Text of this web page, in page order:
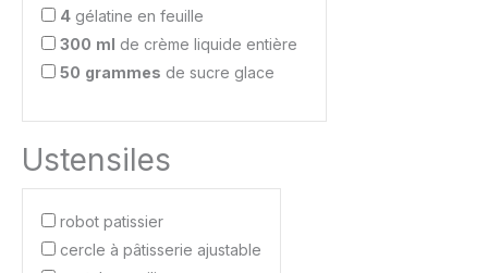
4 gélatine en feuille
300 ml de crème liquide entière
50 grammes de sucre glace
Ustensiles
robot patissier
cercle à pâtisserie ajustable